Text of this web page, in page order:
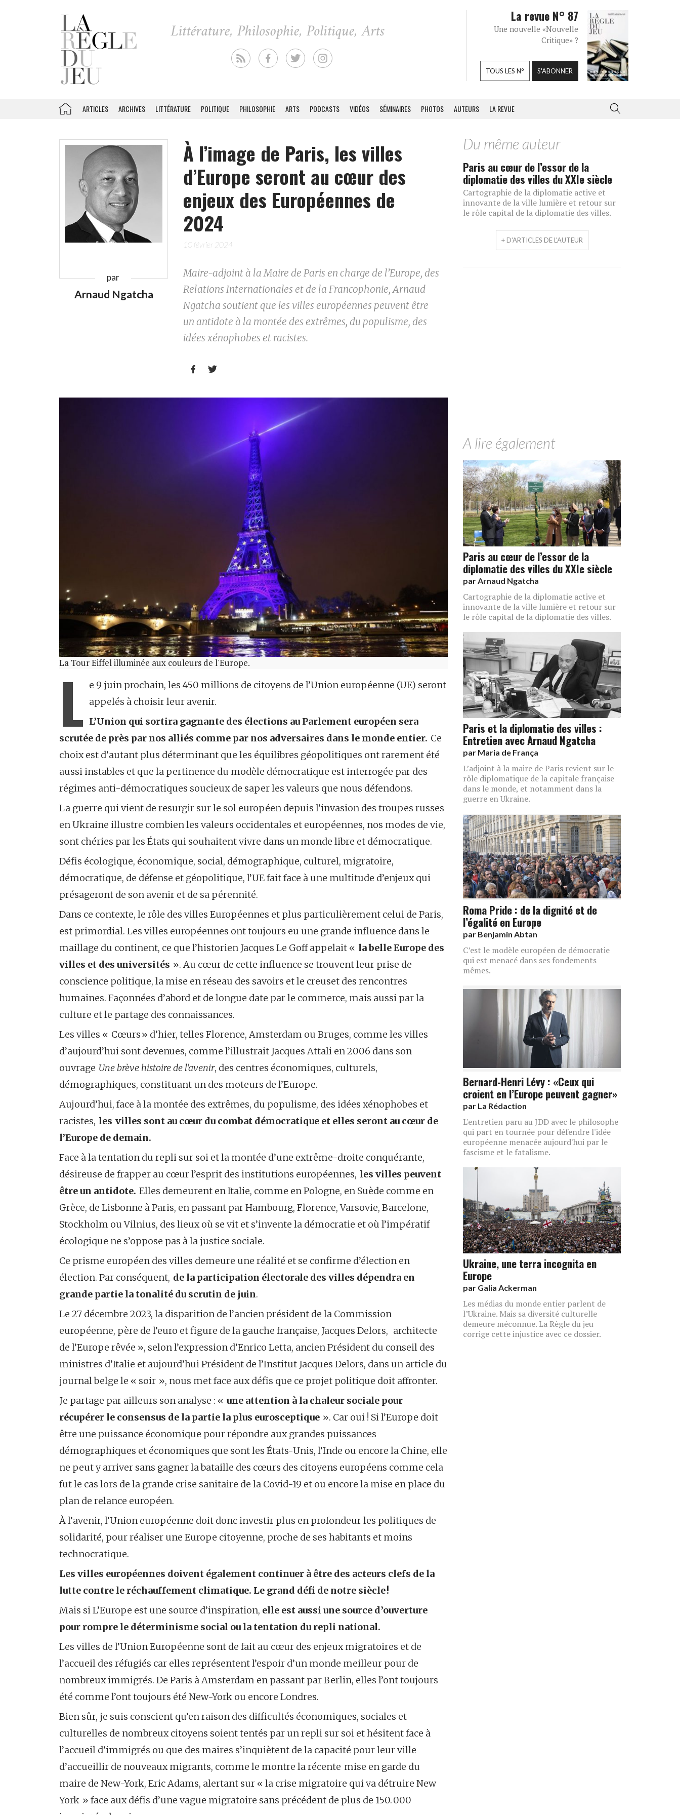
La revue N° 87
Une nouvelle «Nouvelle
Critique» ?
TOUS LES N° S'ABONNER
ARTICLES ARCHIVES LITTÉRATURE POLITIQUE PHILOSOPHIE ARTS PODCASTS VIDÉOS SÉMINAIRES PHOTOS AUTEURS LA REVUE
par
Arnaud Ngatcha
À l’image de Paris, les villes
d’Europe seront au cœur des
enjeux des Européennes de
2024
10 février 2024
Maire-adjoint à la Maire de Paris en charge de l’Europe, des
Relations Internationales et de la Francophonie, Arnaud
Ngatcha soutient que les villes européennes peuvent être
un antidote à la montée des extrêmes, du populisme, des
idées xénophobes et racistes.
 
La Tour Eiffel illuminée aux couleurs de l'Europe.
L e 9 juin prochain, les 450 millions de citoyens de l’Union européenne (UE) seront
appelés à choisir leur avenir.
L’Union qui sortira gagnante des élections au Parlement européen sera
scrutée de près par nos alliés comme par nos adversaires dans le monde entier. Ce
choix est d’autant plus déterminant que les équilibres géopolitiques ont rarement été
aussi instables et que la pertinence du modèle démocratique est interrogée par des
régimes anti-démocratiques soucieux de saper les valeurs que nous défendons.
La guerre qui vient de resurgir sur le sol européen depuis l’invasion des troupes russes
en Ukraine illustre combien les valeurs occidentales et européennes, nos modes de vie,
sont chéries par les États qui souhaitent vivre dans un monde libre et démocratique.
Défis écologique, économique, social, démographique, culturel, migratoire,
démocratique, de défense et géopolitique, l’UE fait face à une multitude d’enjeux qui
présageront de son avenir et de sa pérennité.
Dans ce contexte, le rôle des villes Européennes et plus particulièrement celui de Paris,
est primordial. Les villes européennes ont toujours eu une grande influence dans le
maillage du continent, ce que l’historien Jacques Le Goff appelait « la belle Europe des
villes et des universités ». Au cœur de cette influence se trouvent leur prise de
conscience politique, la mise en réseau des savoirs et le creuset des rencontres
humaines. Façonnées d’abord et de longue date par le commerce, mais aussi par la
culture et le partage des connaissances.
Les villes « Cœurs » d’hier, telles Florence, Amsterdam ou Bruges, comme les villes
d’aujourd’hui sont devenues, comme l’illustrait Jacques Attali en 2006 dans son
ouvrage Une brève histoire de l’avenir, des centres économiques, culturels,
démographiques, constituant un des moteurs de l’Europe.
Aujourd’hui, face à la montée des extrêmes, du populisme, des idées xénophobes et
racistes, les villes sont au cœur du combat démocratique et elles seront au cœur de
l’Europe de demain.
Face à la tentation du repli sur soi et la montée d’une extrême-droite conquérante,
désireuse de frapper au cœur l’esprit des institutions européennes, les villes peuvent
être un antidote. Elles demeurent en Italie, comme en Pologne, en Suède comme en
Grèce, de Lisbonne à Paris, en passant par Hambourg, Florence, Varsovie, Barcelone,
Stockholm ou Vilnius, des lieux où se vit et s’invente la démocratie et où l’impératif
écologique ne s’oppose pas à la justice sociale.
Ce prisme européen des villes demeure une réalité et se confirme d’élection en
élection. Par conséquent, de la participation électorale des villes dépendra en
grande partie la tonalité du scrutin de juin.
Le 27 décembre 2023, la disparition de l’ancien président de la Commission
européenne, père de l’euro et figure de la gauche française, Jacques Delors, architecte
de l’Europe rêvée », selon l’expression d’Enrico Letta, ancien Président du conseil des
ministres d’Italie et aujourd’hui Président de l’Institut Jacques Delors, dans un article du
journal belge le « soir », nous met face aux défis que ce projet politique doit affronter.
Je partage par ailleurs son analyse : « une attention à la chaleur sociale pour
récupérer le consensus de la partie la plus eurosceptique ». Car oui ! Si l’Europe doit
être une puissance économique pour répondre aux grandes puissances
démographiques et économiques que sont les États-Unis, l’Inde ou encore la Chine, elle
ne peut y arriver sans gagner la bataille des cœurs des citoyens européens comme cela
fut le cas lors de la grande crise sanitaire de la Covid-19 et ou encore la mise en place du
plan de relance européen.
À l’avenir, l’Union européenne doit donc investir plus en profondeur les politiques de
solidarité, pour réaliser une Europe citoyenne, proche de ses habitants et moins
technocratique.
Les villes européennes doivent également continuer à être des acteurs clefs de la
lutte contre le réchauffement climatique. Le grand défi de notre siècle!
Mais si L’Europe est une source d’inspiration, elle est aussi une source d’ouverture
pour rompre le déterminisme social ou la tentation du repli national.
Les villes de l’Union Européenne sont de fait au cœur des enjeux migratoires et de
l’accueil des réfugiés car elles représentent l’espoir d’un monde meilleur pour de
nombreux immigrés. De Paris à Amsterdam en passant par Berlin, elles l’ont toujours
été comme l’ont toujours été New-York ou encore Londres.
Bien sûr, je suis conscient qu’en raison des difficultés économiques, sociales et
culturelles de nombreux citoyens soient tentés par un repli sur soi et hésitent face à
l’accueil d’immigrés ou que des maires s’inquiètent de la capacité pour leur ville
d’accueillir de nouveaux migrants, comme le montre la récente mise en garde du
maire de New-York, Eric Adams, alertant sur « la crise migratoire qui va détruire New
York » face aux défis d’une vague migratoire sans précédent de plus de 150. 000
Du même auteur
Paris au cœur de l’essor de la
diplomatie des villes du XXIe siècle
Cartographie de la diplomatie active et
innovante de la ville lumière et retour sur
le rôle capital de la diplomatie des villes.
+ D'ARTICLES DE L'AUTEUR
A lire également
Paris au cœur de l’essor de la
diplomatie des villes du XXIe siècle
par Arnaud Ngatcha
Cartographie de la diplomatie active et
innovante de la ville lumière et retour sur
le rôle capital de la diplomatie des villes.
Paris et la diplomatie des villes :
Entretien avec Arnaud Ngatcha
par Maria de França
L’adjoint à la maire de Paris revient sur le
rôle diplomatique de la capitale française
dans le monde, et notamment dans la
guerre en Ukraine.
Roma Pride : de la dignité et de
l’égalité en Europe
par Benjamin Abtan
C’est le modèle européen de démocratie
qui est menacé dans ses fondements
mêmes.
Bernard-Henri Lévy : «Ceux qui
croient en l’Europe peuvent gagner»
par La Rédaction
L'entretien paru au JDD avec le philosophe
qui part en tournée pour défendre l'idée
européenne menacée aujourd'hui par le
fascisme et le fatalisme.
Ukraine, une terra incognita en
Europe
par Galia Ackerman
Les médias du monde entier parlent de
l’Ukraine. Mais sa diversité culturelle
demeure méconnue. La Règle du jeu
corrige cette injustice avec ce dossier.